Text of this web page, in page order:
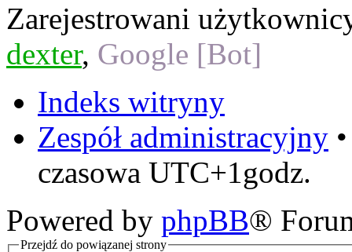
Zarejestrowani
dexter, Google [Bot]
Indeks witryny
Zespół administracyjny
czasowa UTC+1godz.
Powered by phpBB®
Przejdź do powiązanej strony